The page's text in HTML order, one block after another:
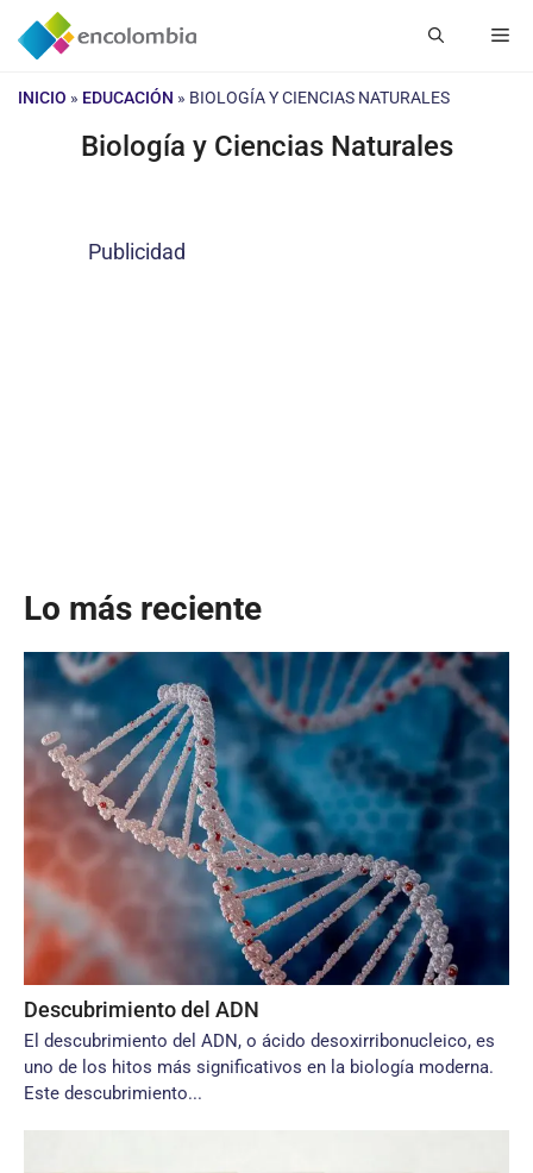
Saltar
INICIO » EDUCACIÓN » BIOLOGÍA Y CIENCIAS NATURALES
Biología y Ciencias Naturales
Publicidad
Lo más reciente
Descubrimiento del ADN
El descubrimiento del ADN, o ácido desoxirribonucleico, es
uno de los hitos más significativos en la biología moderna.
Este descubrimiento...